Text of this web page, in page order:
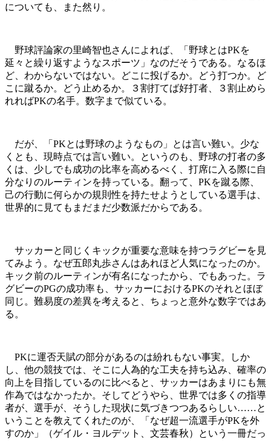
についても、また然り。
野球評論家の里崎智也さんによれば、「野球とはPKを
延々と繰り返すようなスポーツ」なのだそうである。なるほ
ど、わからないではない。どこに投げるか。どう打つか。ど
こに蹴るか。どう止めるか。３割打てば好打者、３割止めら
れればPKの名手。数字まで似ている。
だが、「PKとは野球のようなもの」とは言い難い。少な
くとも、現時点では言い難い。というのも、野球の打者の多
くは、少しでも成功の比率を高めるべく、打席に入る際に自
分なりのルーティンを持っている。翻って、PKを蹴る際、
己の行動に何らかの規則性を持たせようとしている選手は、
世界的に見てもまだまだ少数派だからである。
サッカーと同じくキックが重要な意味を持つラグビーを見
てみよう。なぜ五郎丸歩さんはあれほど人気になったのか。
キック前のルーティンが有名になったから、でもあった。ラ
グビーのPGの成功率も、サッカーにおけるPKのそれとほぼ
同じ。難易度の差異を考えると、ちょっと意外な数字ではあ
る。
PKに運否天賦の部分があるのは紛れもない事実。しか
し、他の競技では、そこに人為的な工夫を持ち込み、確率の
向上を目指しているのに比べると、サッカーはあまりにも無
作為ではなかったか。そしてどうやら、世界では多くの指導
者が、選手が、そうした現状に気づきつつあるらしい……と
いうことを教えてくれたのが、「なぜ超一流選手がPKを外
すのか」（ゲイル・ヨルデット、文芸春秋）という一冊だっ